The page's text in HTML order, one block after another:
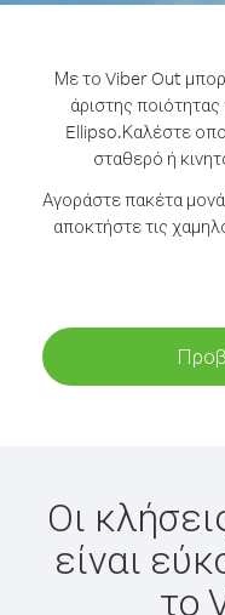
Με το Viber Out
άριστης
Ellipso.Καλέστε
σταθερό ή
Αγοράστε πακέτα
αποκτήστε τις
Οι
είναι
το